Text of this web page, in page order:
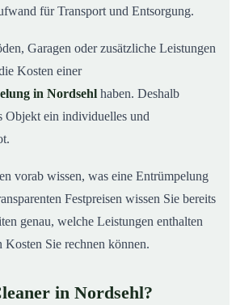
für Transport und Entsorgung.
Garagen oder zusätzliche Leistungen
Kosten einer
in Nordsehl haben. Deshalb
Objekt ein individuelles und
vorab wissen, was eine Entrümpelung
Festpreisen wissen Sie bereits
genau, welche Leistungen enthalten
Sie rechnen können.
in Nordsehl?